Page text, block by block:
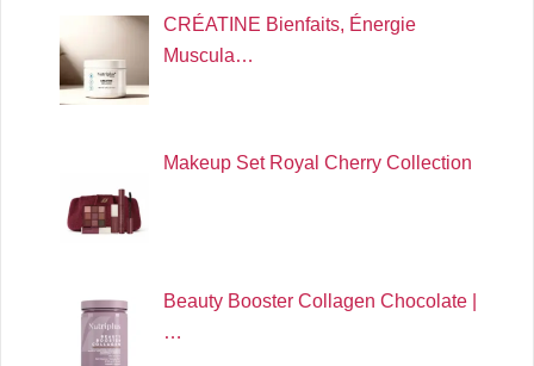
CRÉATINE Bienfaits, Énergie
Muscula…
Makeup Set Royal Cherry Collection
Beauty Booster Collagen Chocolate |
…